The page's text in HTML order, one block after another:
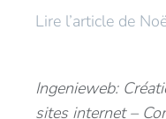
Lire l’article de
Ingenieweb:
sites internet –